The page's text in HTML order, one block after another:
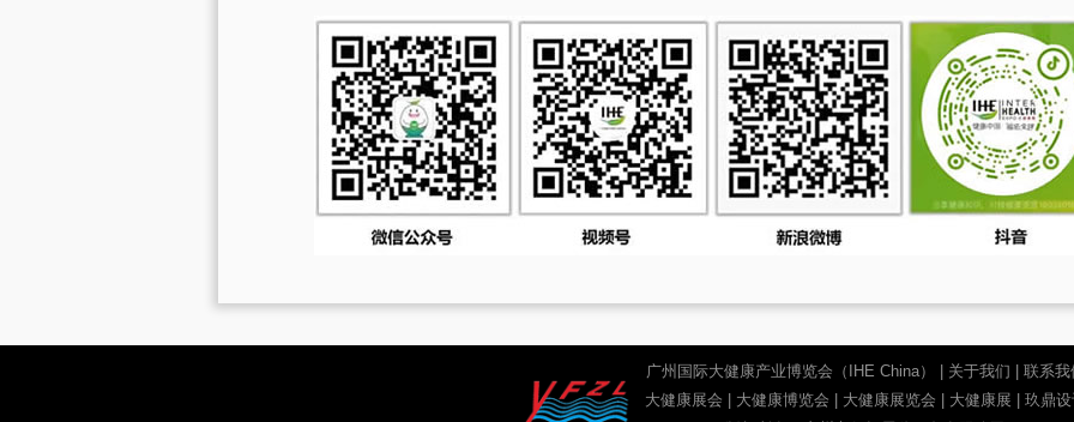
广州国际大健康产业博览会（IHE China） 关于我们
联系我
大健康展会
大健康博览会 大健康展览会 大健康展
玖鼎设